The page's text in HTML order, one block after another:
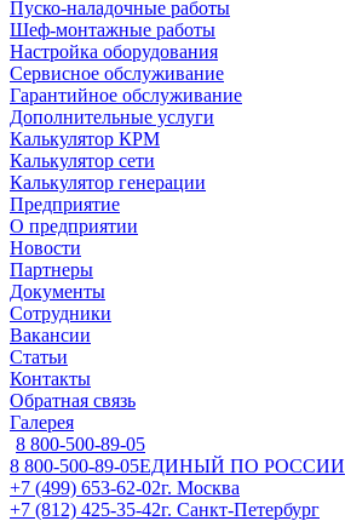
Пуско-наладочные работы
Шеф-монтажные работы
Настройка оборудования
Сервисное обслуживание
Гарантийное обслуживание
Дополнительные услуги
Калькулятор КРМ
Калькулятор сети
Калькулятор генерации
Предприятие
О предприятии
Новости
Партнеры
Документы
Сотрудники
Вакансии
Статьи
Контакты
Обратная связь
Галерея
8 800-500-89-05
8 800-500-89-05ЕДИНЫЙ ПО РОССИИ
+7 (499) 653-62-02г. Москва
+7 (812) 425-35-42г. Санкт-Петербург